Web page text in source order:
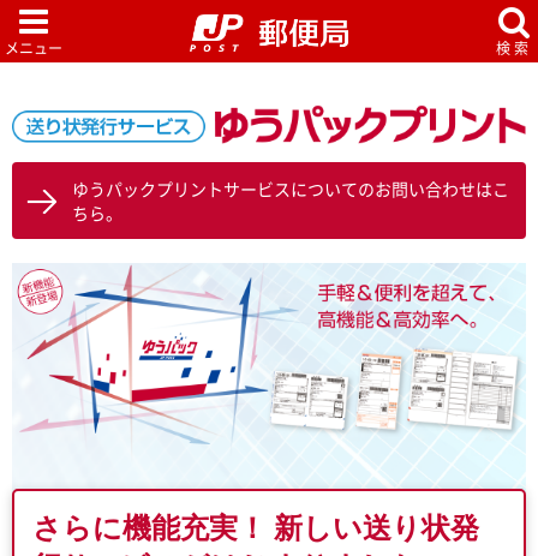
ゆうパックプリントサービスについてのお問い合わせはこ
ちら。
さらに機能充実！ 新しい送り状発